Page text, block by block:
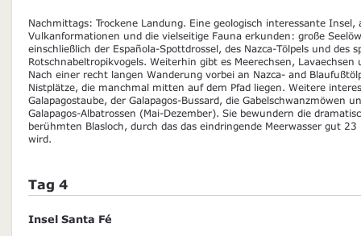
Nachmittags: Trockene Landung. Eine geologisch interessante Insel,
Vulkanformationen und die vielseitige Fauna erkunden: große
einschließlich der Española-Spottdrossel, des Nazca-Tölpels und des
Rotschnabeltropikvogels. Weiterhin gibt es Meerechsen,
Nach einer recht langen Wanderung vorbei an Nazca- and
Nistplätze, die manchmal mitten auf dem Pfad liegen. Weitere
Galapagostaube, der Galapagos-Bussard, die Gabelschwanzmöwen
Galapagos-Albatrossen (Mai-Dezember). Sie bewundern die
berühmten Blasloch, durch das das eindringende Meerwasser gut
wird.
Tag 4
Insel Santa Fé